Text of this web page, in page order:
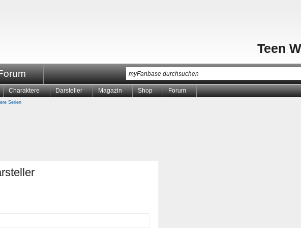
Teen
Charaktere Darsteller Magazin Shop Forum
Serien